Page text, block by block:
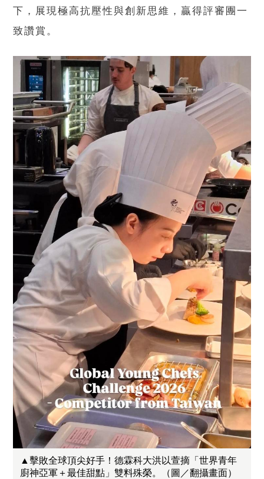
下，展現極高抗壓性與創新思維，贏得評審團一
致讚賞。
▲擊敗全球頂尖好手！德霖科大洪以萱摘「世界青年
廚神亞軍＋最佳甜點」雙料殊榮。（圖／翻攝畫面）